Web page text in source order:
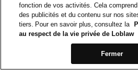
fonction de vos activités. Cela
des publicités et du contenu sur nos
tiers. Pour en savoir plus, consultez la
au respect de la vie privée de Loblaw
Fermer